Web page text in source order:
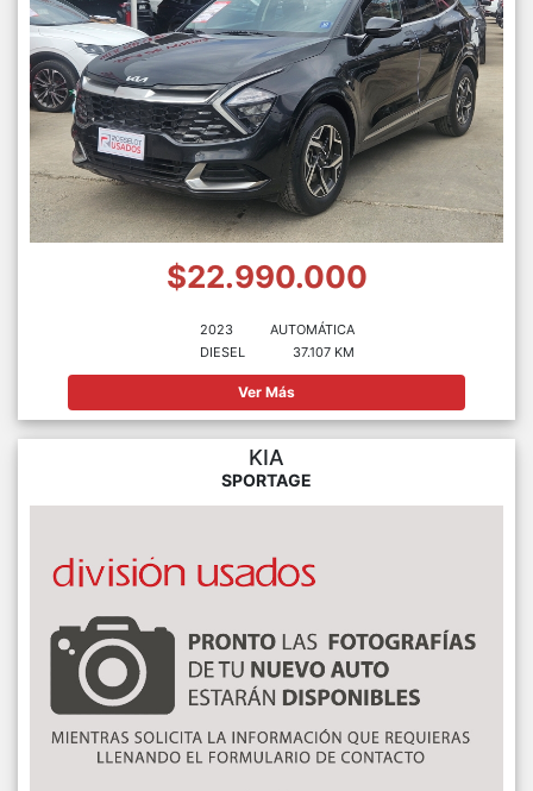
$22.990.000
2023
DIESEL
AUTOMÁTICA
37.107 KM
Ver Más
KIA
SPORTAGE